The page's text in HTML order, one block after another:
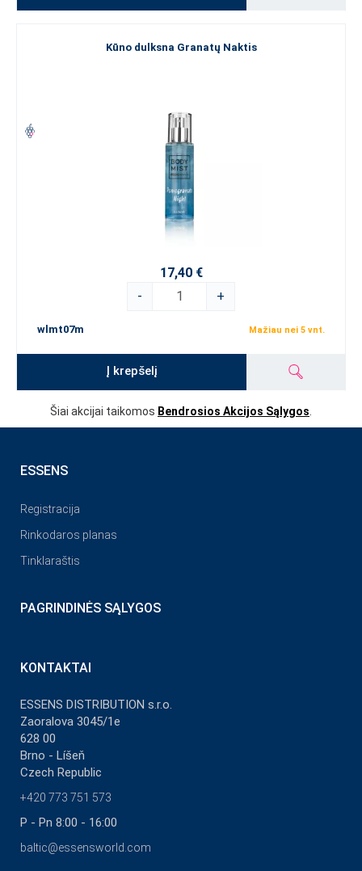
Kūno dulksna Granatų Naktis
17,40 €
-
+
wlmt07m Mažiau nei 5 vnt.
Į krepšelį
Šiai akcijai taikomos Bendrosios Akcijos Sąlygos.
ESSENS
Registracija
Rinkodaros planas
Tinklaraštis
PAGRINDINĖS SĄLYGOS
KONTAKTAI
ESSENS DISTRIBUTION s.r.o.
Zaoralova 3045/1e
628 00
Brno - Líšeň
Czech Republic
+420 773 751 573
P - Pn 8:00 - 16:00
baltic@essensworld.com